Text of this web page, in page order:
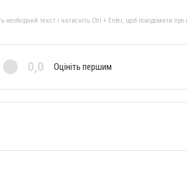
текст і натисніть Ctrl + Enter, щоб повідомити про
0,0 Оцініть першим